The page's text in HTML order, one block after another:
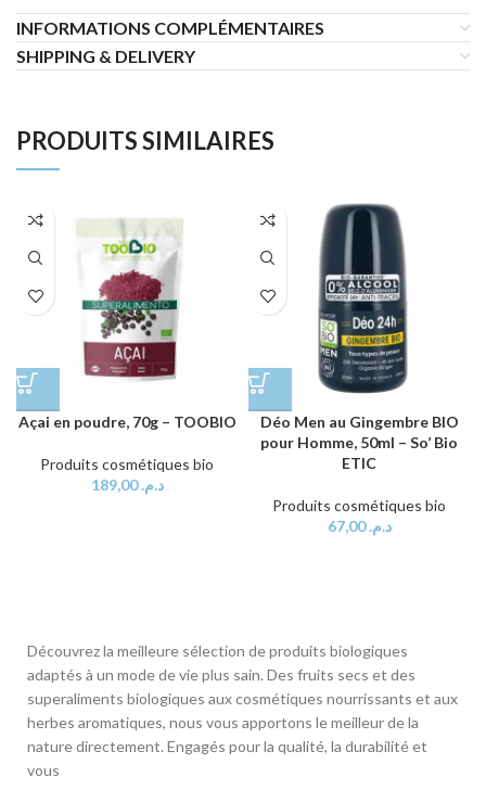
INFORMATIONS COMPLÉMENTAIRES
SHIPPING & DELIVERY
PRODUITS SIMILAIRES
Açai en poudre, 70g – TOOBIO
Produits cosmétiques bio
د.م.189,00
Déo Men au Gingembre BIO
pour Homme, 50ml – So’ Bio
ETIC
Produits cosmétiques bio
د.م.67,00
Découvrez la meilleure sélection de produits biologiques
adaptés à un mode de vie plus sain. Des fruits secs et des
superaliments biologiques aux cosmétiques nourrissants et aux
herbes aromatiques, nous vous apportons le meilleur de la
nature directement. Engagés pour la qualité, la durabilité et
vous